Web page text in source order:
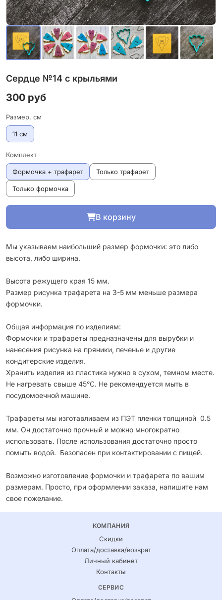
Сердце №14 с крыльями
300 руб
Размер, см
11 см
Комплект
Формочка + трафарет Только трафарет
Только формочка
В корзину
Мы указываем наибольший размер формочки: это либо
высота, либо ширина.
Высота режущего края 15 мм.
Размер рисунка трафарета на 3-5 мм меньше размера
формочки.
Общая информация по изделиям:
Формочки и трафареты предназначены для вырубки и
нанесения рисунка на пряники, печенье и другие
кондитерские изделия.
Хранить изделия из пластика нужно в сухом, темном месте.
Не нагревать свыше 45°С. Не рекомендуется мыть в
посудомоечной машине.
Трафареты мы изготавливаем из ПЭТ пленки толщиной 0.5
мм. Он достаточно прочный и можно многократно
использовать. После использования достаточно просто
помыть водой. Безопасен при контактировании с пищей.
Возможно изготовление формочки и трафарета по вашим
размерам. Просто, при оформлении заказа, напишите нам
свое пожелание.
КОМПАНИЯ
Скидки
Оплата/доставка/возврат
Личный кабинет
Контакты
СЕРВИС